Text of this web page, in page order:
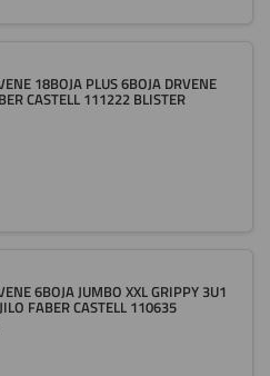
18BOJA PLUS 6BOJA DRVENE
CASTELL 111222 BLISTER
6BOJA JUMBO XXL GRIPPY 3U1
FABER CASTELL 110635